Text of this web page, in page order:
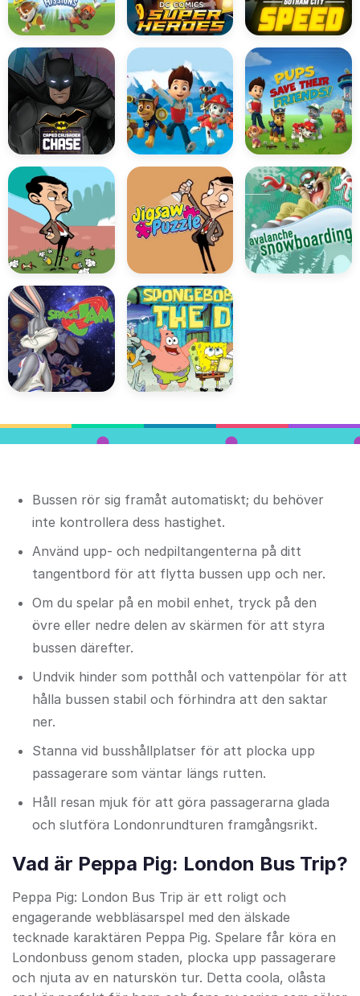
Bussen rör sig framåt automatiskt; du behöver
inte kontrollera dess hastighet.
Använd upp- och nedpiltangenterna på ditt
tangentbord för att flytta bussen upp och ner.
Om du spelar på en mobil enhet, tryck på den
övre eller nedre delen av skärmen för att styra
bussen därefter.
Undvik hinder som potthål och vattenpölar för att
hålla bussen stabil och förhindra att den saktar
ner.
Stanna vid busshållplatser för att plocka upp
passagerare som väntar längs rutten.
Håll resan mjuk för att göra passagerarna glada
och slutföra Londonrundturen framgångsrikt.
Vad är Peppa Pig: London Bus Trip?
Peppa Pig: London Bus Trip är ett roligt och
engagerande webbläsarspel med den älskade
tecknade karaktären Peppa Pig. Spelare får köra en
Londonbuss genom staden, plocka upp passagerare
och njuta av en naturskön tur. Detta coola, olåsta